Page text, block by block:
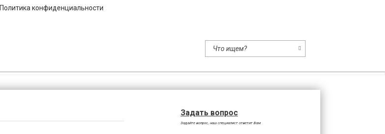
Политика конфиденциальности
Задать вопрос
Задайте вопрос, наш специалист ответит Вам